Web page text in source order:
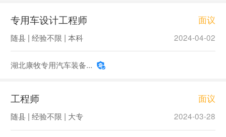
专用车设计工程师 面议
随县 | 经验不限 | 本科 2024-04-02
湖北康牧专用汽车装备...
工程师 面议
随县 | 经验不限 | 大专 2024-03-28